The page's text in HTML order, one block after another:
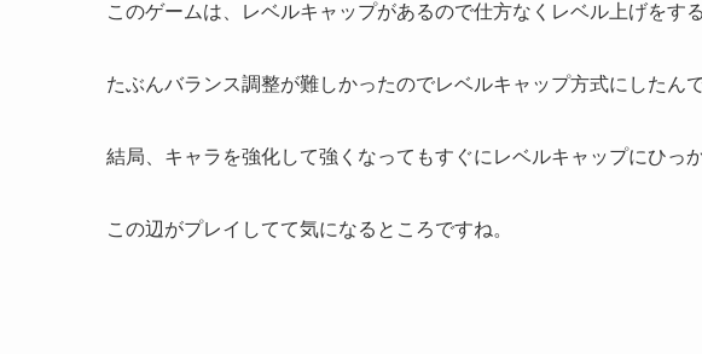
このゲームは、レベルキャップがあるので仕方なくレベル上げをす
たぶんバランス調整が難しかったのでレベルキャップ方式にしたん
結局、キャラを強化して強くなってもすぐにレベルキャップにひっ
この辺がプレイしてて気になるところですね。